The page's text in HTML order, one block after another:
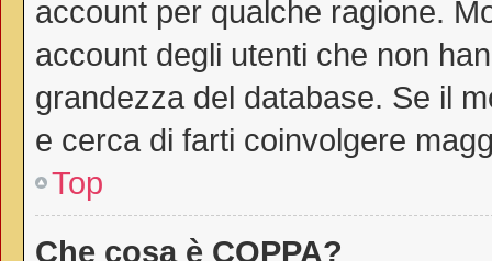
account per qualche ragione.
account degli utenti che non
grandezza del database. Se il
e cerca di farti coinvolgere
Top
Che cosa è COPPA?